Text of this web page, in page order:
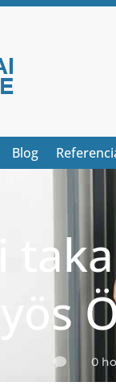
Blog
 0